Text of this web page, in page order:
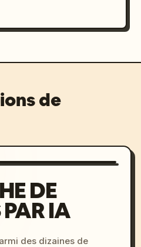
de
DE
IA
des dizaines de